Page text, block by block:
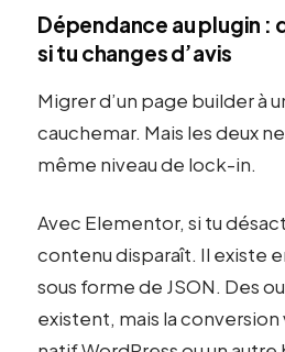
Dépendance au plugin
si tu changes d’avis
Migrer d’un page builder à
cauchemar. Mais les deux
même niveau de lock-in.
Avec Elementor, si tu
contenu disparaît. Il existe
sous forme de JSON. Des
existent, mais la